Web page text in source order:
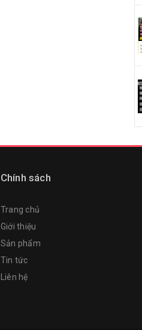
Chính sách
Trang chủ
Giới thiệu
Sản phẩm
Tin tức
Liên hệ